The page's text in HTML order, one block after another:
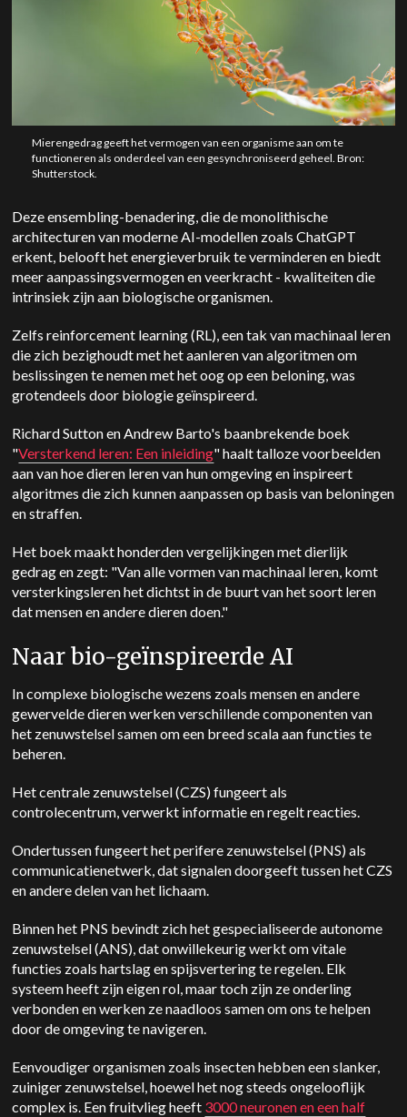
Mierengedrag geeft het vermogen van een organisme aan om te
functioneren als onderdeel van een gesynchroniseerd geheel. Bron:
Shutterstock.
Deze ensembling-benadering, die de monolithische
architecturen van moderne AI-modellen zoals ChatGPT
erkent, belooft het energieverbruik te verminderen en biedt
meer aanpassingsvermogen en veerkracht - kwaliteiten die
intrinsiek zijn aan biologische organismen.
Zelfs reinforcement learning (RL), een tak van machinaal leren
die zich bezighoudt met het aanleren van algoritmen om
beslissingen te nemen met het oog op een beloning, was
grotendeels door biologie geïnspireerd.
Richard Sutton en Andrew Barto's baanbrekende boek
"Versterkend leren: Een inleiding" haalt talloze voorbeelden
aan van hoe dieren leren van hun omgeving en inspireert
algoritmes die zich kunnen aanpassen op basis van beloningen
en straffen.
Het boek maakt honderden vergelijkingen met dierlijk
gedrag en zegt: "Van alle vormen van machinaal leren, komt
versterkingsleren het dichtst in de buurt van het soort leren
dat mensen en andere dieren doen."
Naar bio-geïnspireerde AI
In complexe biologische wezens zoals mensen en andere
gewervelde dieren werken verschillende componenten van
het zenuwstelsel samen om een breed scala aan functies te
beheren.
Het centrale zenuwstelsel (CZS) fungeert als
controlecentrum, verwerkt informatie en regelt reacties.
Ondertussen fungeert het perifere zenuwstelsel (PNS) als
communicatienetwerk, dat signalen doorgeeft tussen het CZS
en andere delen van het lichaam.
Binnen het PNS bevindt zich het gespecialiseerde autonome
zenuwstelsel (ANS), dat onwillekeurig werkt om vitale
functies zoals hartslag en spijsvertering te regelen. Elk
systeem heeft zijn eigen rol, maar toch zijn ze onderling
verbonden en werken ze naadloos samen om ons te helpen
door de omgeving te navigeren.
Eenvoudiger organismen zoals insecten hebben een slanker,
zuiniger zenuwstelsel, hoewel het nog steeds ongelooflijk
complex is. Een fruitvlieg heeft 3000 neuronen en een half